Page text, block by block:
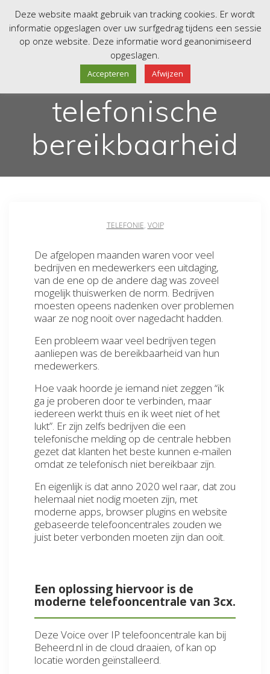
to
content
Betere
telefonische
bereikbaarheid
TELEFONIE, VOIP
De afgelopen maanden waren voor veel
bedrijven en medewerkers een uitdaging,
van de ene op de andere dag was zoveel
mogelijk thuiswerken de norm. Bedrijven
moesten opeens nadenken over problemen
waar ze nog nooit over nagedacht hadden.
Een probleem waar veel bedrijven tegen
aanliepen was de bereikbaarheid van hun
medewerkers.
Hoe vaak hoorde je iemand niet zeggen “ik
ga je proberen door te verbinden, maar
iedereen werkt thuis en ik weet niet of het
lukt”. Er zijn zelfs bedrijven die een
telefonische melding op de centrale hebben
gezet dat klanten het beste kunnen e-mailen
omdat ze telefonisch niet bereikbaar zijn.
En eigenlijk is dat anno 2020 wel raar, dat zou
helemaal niet nodig moeten zijn, met
moderne apps, browser plugins en website
gebaseerde telefooncentrales zouden we
juist beter verbonden moeten zijn dan ooit.
Een oplossing hiervoor is de
moderne telefooncentrale van 3cx.
Deze Voice over IP telefooncentrale kan bij
Beheerd.nl in de cloud draaien, of kan op
locatie worden geïnstalleerd.
Deze website maakt gebruik van tracking cookies. Er wordt
informatie opgeslagen over uw surfgedrag tijdens een sessie
op onze website. Deze informatie word geanonimiseerd
opgeslagen.
Accepteren Afwijzen